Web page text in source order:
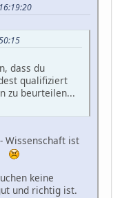
dass du
qualifiziert
zu beurteilen...
Wissenschaft ist
keine
und richtig ist.